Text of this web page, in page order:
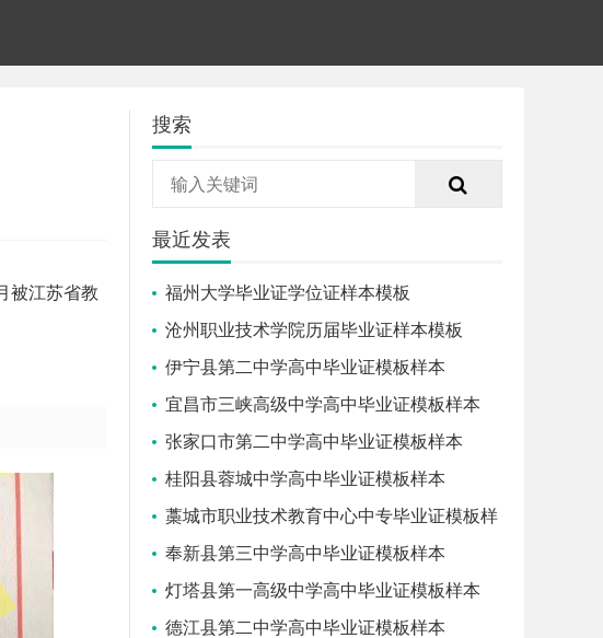
被江苏省教
搜索
最近发表
福州大学毕业证学位证样本模板
沧州职业技术学院历届毕业证样本模板
伊宁县第二中学高中毕业证模板样本
宜昌市三峡高级中学高中毕业证模板样本
张家口市第二中学高中毕业证模板样本
桂阳县蓉城中学高中毕业证模板样本
藁城市职业技术教育中心中专毕业证模板样
本奉新县第三中学高中毕业证模板样本
灯塔县第一高级中学高中毕业证模板样本
德江县第二中学高中毕业证模板样本